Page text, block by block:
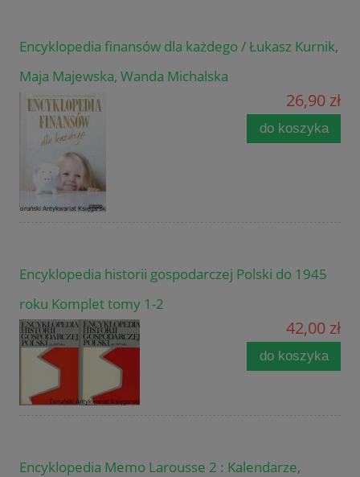
Encyklopedia finansów dla każdego / Łukasz Kurnik,
Maja Majewska, Wanda Michalska
26,90 zł
do koszyka
Encyklopedia historii gospodarczej Polski do 1945
roku Komplet tomy 1-2
42,00 zł
do koszyka
Encyklopedia Memo Larousse 2 : Kalendarze,